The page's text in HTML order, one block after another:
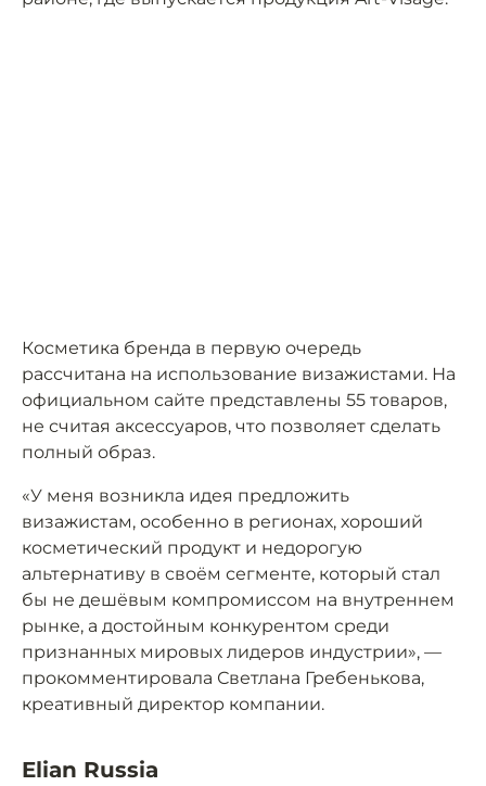
Косметика бренда в первую очередь
рассчитана на использование визажистами. На
официальном сайте представлены 55 товаров,
не считая аксессуаров, что позволяет сделать
полный образ.
«У меня возникла идея предложить
визажистам, особенно в регионах, хороший
косметический продукт и недорогую
альтернативу в своём сегменте, который стал
бы не дешёвым компромиссом на внутреннем
рынке, а достойным конкурентом среди
признанных мировых лидеров индустрии», —
прокомментировала Светлана Гребенькова,
креативный директор компании.
Elian Russia